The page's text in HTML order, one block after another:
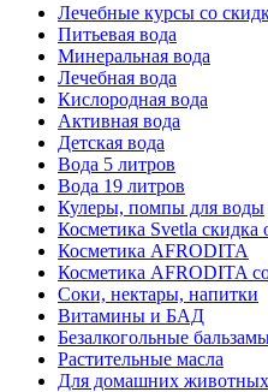
Лечебные курсы со
Питьевая вода
Минеральная вода
Лечебная вода
Кислородная вода
Активная вода
Детская вода
Вода 5 литров
Вода 19 литров
Кулеры, помпы для воды
Косметика Svetla скидка
Косметика AFRODITA
Косметика AFRODITA
Соки, нектары, напитки
Витамины и БАД
Безалкогольные
Растительные масла
Для домашних животных